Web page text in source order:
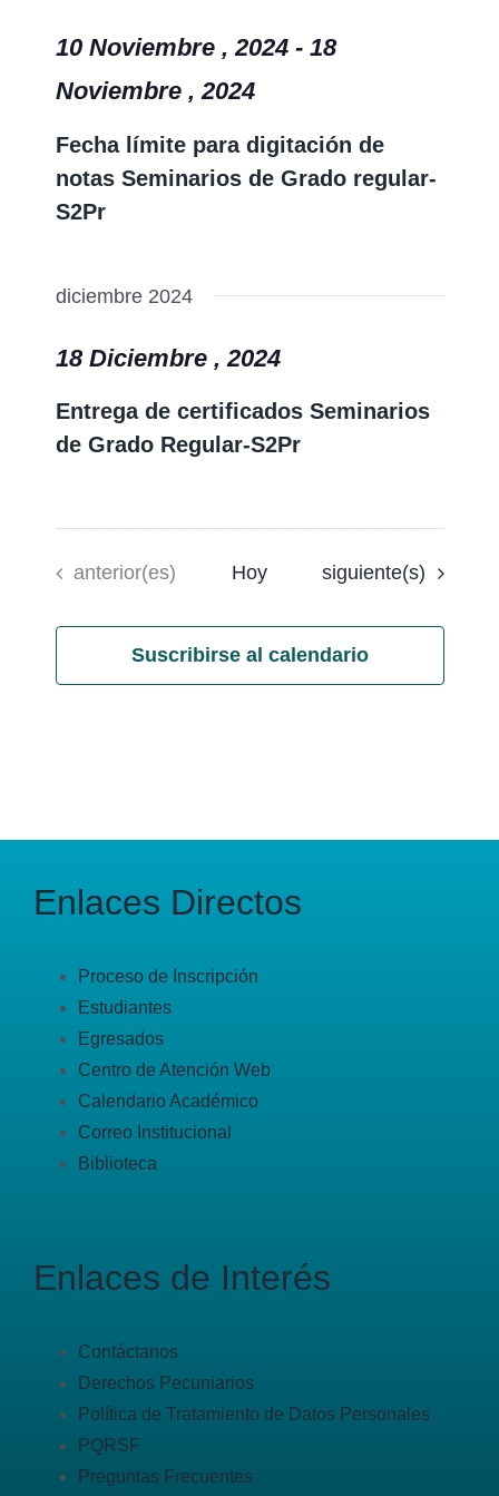
Fecha límite para digitación de
notas Seminarios de Grado regular-
S2Pr
10 Noviembre , 2024- 18
Noviembre , 2024
diciembre 2024
Entrega de certificados Seminarios
de Grado Regular-S2Pr
18 Diciembre , 2024
Eventos
anterior(es) Hoy Eventos
siguiente(s)
Suscribirse al calendario
Enlaces Directos
Proceso de Inscripción
Estudiantes
Egresados
Centro de Atención Web
Calendario Académico
Correo Institucional
Biblioteca
Enlaces de Interés
Contáctanos
Derechos Pecuniarios
Política de Tratamiento de Datos Personales
PQRSF
Preguntas Frecuentes